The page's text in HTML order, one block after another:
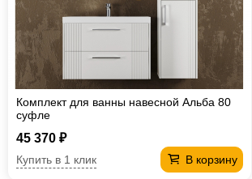
Комплект для ванны навесной Альба 80
суфле
45 370 ₽
В корзину
Купить в 1 клик